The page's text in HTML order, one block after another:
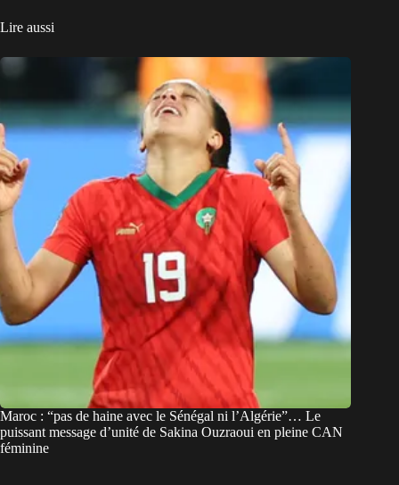
Lire aussi
Maroc : “pas de haine avec le Sénégal ni l’Algérie”… Le
puissant message d’unité de Sakina Ouzraoui en pleine CAN
féminine